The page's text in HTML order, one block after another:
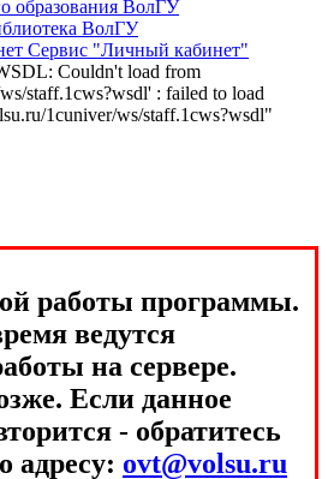
образования ВолГУ
ВолГУ
Сервис "Личный кабинет"
Couldn't load from
staff.1cws?wsdl' : failed to load
1cuniver/ws/staff.1cws?wsdl"
работы программы.
ведутся
на сервере.
Если данное
- обратитесь
адресу: ovt@volsu.ru